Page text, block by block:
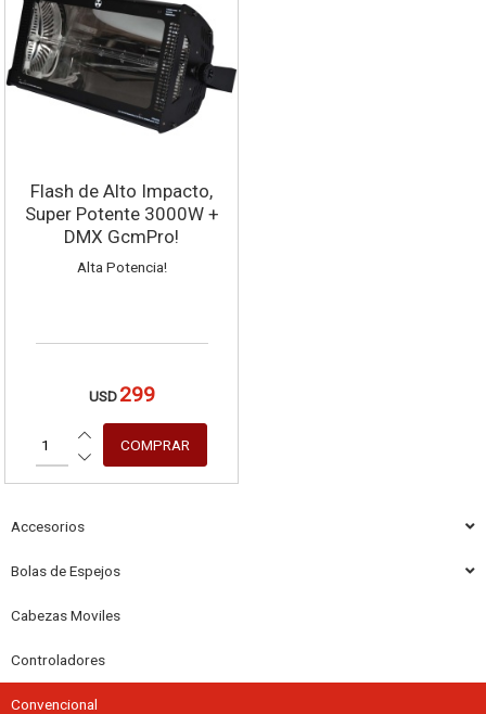
Accesorios
Bolas de Espejos
Cabezas Moviles
Controladores
Convencional
Flash de Alto Impacto,
Super Potente 3000W +
DMX GcmPro!
Alta Potencia!
USD 299